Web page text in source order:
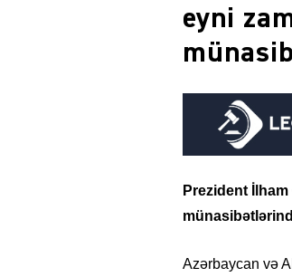
eyni
Prezident
Azərbaycan və